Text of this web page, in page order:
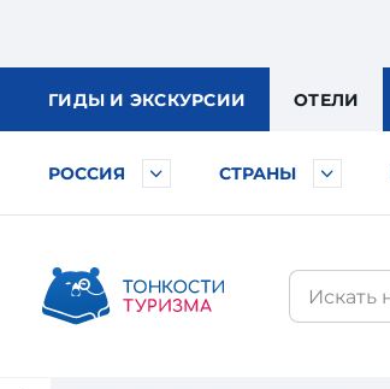
ГИДЫ И ЭКСКУРСИИ ОТЕЛИ
РОССИЯ СТРАНЫ